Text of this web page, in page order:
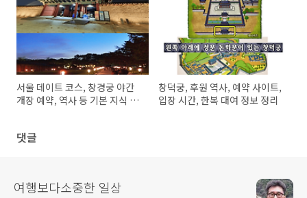
서울 데이트 코스, 창경궁 야간
개장 예약, 역사 등 기본 지식 정
창덕궁, 후원 역사, 예약 사이트,
입장 시간, 한복 대여 정보 정리
댓글
여행보다소중한 일상